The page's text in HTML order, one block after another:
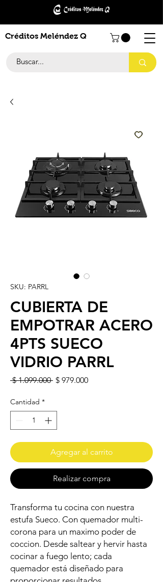
Créditos Meléndez Q
SKU: PARRL
CUBIERTA DE
EMPOTRAR ACERO
4PTS SUECO
VIDRIO PARRL
$ 1.099.000 Precio
$ 979.000Precio de oferta
Cantidad *
Agregar al carrito
Realizar compra
Transforma tu cocina con nuestra
estufa Sueco. Con quemador multi-
corona para un maximo poder de
coccion. Desde saltear y hervir hasta
cocinar a fuego lento; cada
quemador está diseñado para